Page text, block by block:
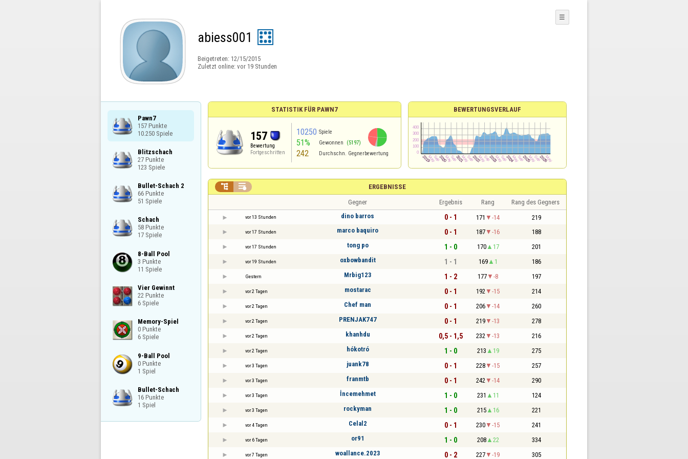
abiess001
Beigetreten: 12/15/2015
Zuletzt online: vor 19 Stunden
☰
Pawn7
157 Punkte
10.250 Spiele
Blitzschach
27 Punkte
123 Spiele
Bullet-Schach 2
66 Punkte
51 Spiele
Schach
58 Punkte
17 Spiele
8-Ball Pool
3 Punkte
11 Spiele
Vier Gewinnt
22 Punkte
6 Spiele
Memory-Spiel
0 Punkte
6 Spiele
9-Ball Pool
0 Punkte
1 Spiel
Bullet-Schach
16 Punkte
1 Spiel
STATISTIK FÜR PAWN7
157
Bewertung
Fortgeschritten
10250 Spiele
51% Gewonnen (5197)
242 Durchschn. Gegnerbewertung
BEWERTUNGSVERLAUF
ERGEBNISSE
 
Gegner Ergebnis Rang Rang des Gegners
vor 13 Stunden dino barros 0 - 1 171 -14 219
vor 17 Stunden marco baquiro 0 - 1 187 -16 188
vor 17 Stunden tong po 1 - 0 170 17 201
vor 19 Stunden oxbowbandit 1 - 1 169 1 186
Gestern Mrbig123 1 - 2 177 -8 197
vor 2 Tagen mostarac 0 - 1 192 -15 214
vor 2 Tagen Chef man 0 - 1 206 -14 260
vor 2 Tagen PRENJAK747 0 - 1 219 -13 278
vor 2 Tagen khanhdu 0,5 - 1,5 232 -13 216
vor 2 Tagen hókotró 1 - 0 213 19 275
vor 3 Tagen juank78 0 - 1 228 -15 257
vor 3 Tagen franmtb 0 - 1 242 -14 290
vor 3 Tagen İncemehmet 1 - 0 231 11 124
vor 3 Tagen rockyman 1 - 0 215 16 221
vor 4 Tagen Celal2 0 - 1 230 -15 241
vor 6 Tagen or91 1 - 0 208 22 334
vor 7 Tagen woallance.2023 0 - 2 227 -19 305